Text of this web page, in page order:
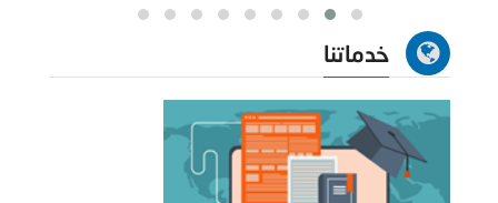
خدماتنا